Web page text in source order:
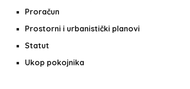
Proračun
Prostorni i urbanistički planovi
Statut
Ukop pokojnika